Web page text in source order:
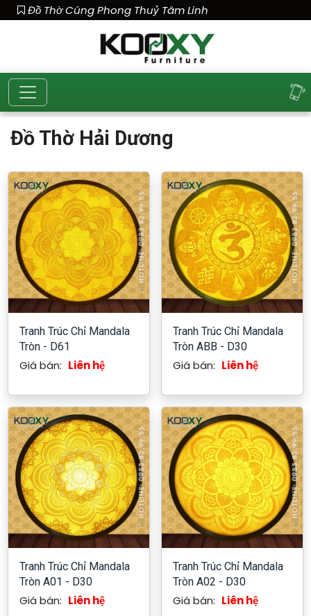
Đồ Thờ Cúng Phong Thuỷ Tâm Linh
Đồ Thờ Hải Dương
Tranh Trúc Chỉ Mandala
Tròn - D61
Giá bán: Liên hệ
Tranh Trúc Chỉ Mandala
Tròn ABB - D30
Giá bán: Liên hệ
Tranh Trúc Chỉ Mandala
Tròn A01 - D30
Giá bán: Liên hệ
Tranh Trúc Chỉ Mandala
Tròn A02 - D30
Giá bán: Liên hệ